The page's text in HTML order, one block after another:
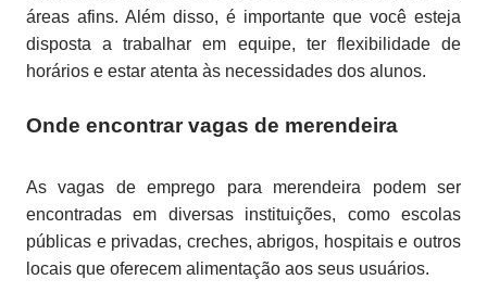
áreas afins. Além disso, é importante que você esteja
disposta a trabalhar em equipe, ter flexibilidade de
horários e estar atenta às necessidades dos alunos.
Onde encontrar vagas de merendeira
As vagas de emprego para merendeira podem ser
encontradas em diversas instituições, como escolas
públicas e privadas, creches, abrigos, hospitais e outros
locais que oferecem alimentação aos seus usuários.